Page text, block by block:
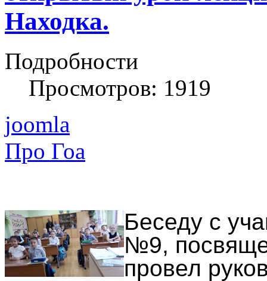
Находка.
Подробности
Просмотров: 1919
joomla
Про Гоа
Беседу с
№9,
провел